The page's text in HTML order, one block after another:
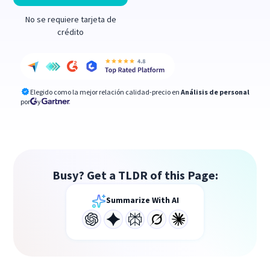
No se requiere tarjeta de
crédito
Elegido como la mejor relación calidad-precio en Análisis de personal
por
y
Busy? Get a TLDR of this Page:
Summarize With AI